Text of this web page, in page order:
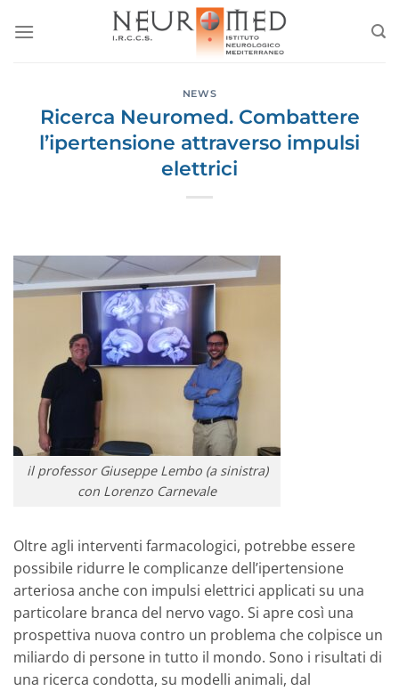
NEWS
Ricerca Neuromed. Combattere
l’ipertensione attraverso impulsi
elettrici
il professor Giuseppe Lembo (a sinistra)
con Lorenzo Carnevale
Oltre agli interventi farmacologici, potrebbe essere
possibile ridurre le complicanze dell’ipertensione
arteriosa anche con impulsi elettrici applicati su una
particolare branca del nervo vago. Si apre così una
prospettiva nuova contro un problema che colpisce un
miliardo di persone in tutto il mondo. Sono i risultati di
una ricerca condotta, su modelli animali, dal